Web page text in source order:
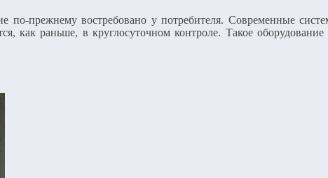
по-прежнему востребовано у потребителя. Современные
как раньше, в круглосуточном контроле. Такое